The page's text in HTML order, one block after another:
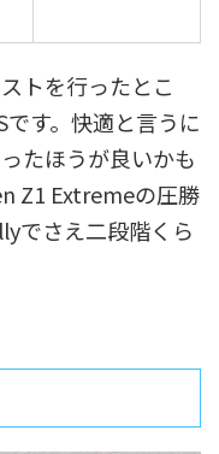
トを行ったとこ
す。快適と言うに
たほうが良いかも
Z1 Extremeの圧勝
でさえ二段階くら